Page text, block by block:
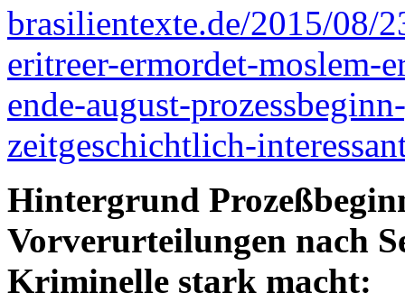
brasilientexte.de/2015/08/
eritreer-ermordet-moslem-
ende-august-
zeitgeschichtlich-
Hintergrund
Vorverurteilungen nach
Kriminelle stark macht: